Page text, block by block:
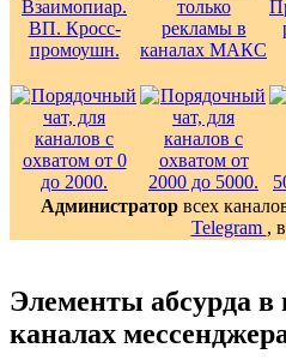
Администратор всех
Telegram , в
Элементы абсурда
каналах